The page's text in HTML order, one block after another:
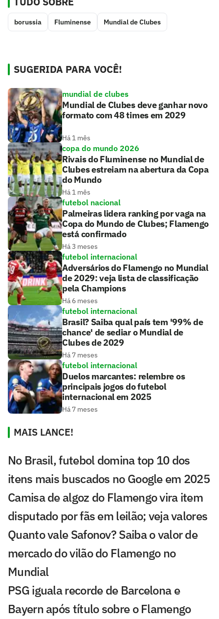
borussia Fluminense Mundial de Clubes
SUGERIDA PARA VOCÊ!
mundial de clubes
Mundial de Clubes deve ganhar novo
formato com 48 times em 2029
Há 1 mês
copa do mundo 2026
Rivais do Fluminense no Mundial de
Clubes estreiam na abertura da Copa
do Mundo
Há 1 mês
futebol nacional
Palmeiras lidera ranking por vaga na
Copa do Mundo de Clubes; Flamengo
está confirmado
Há 3 meses
futebol internacional
Adversários do Flamengo no Mundial
de 2029: veja lista de classificação
pela Champions
Há 6 meses
futebol internacional
Brasil? Saiba qual país tem '99% de
chance' de sediar o Mundial de
Clubes de 2029
Há 7 meses
futebol internacional
Duelos marcantes: relembre os
principais jogos do futebol
internacional em 2025
Há 7 meses
MAIS LANCE!
No Brasil, futebol domina top 10 dos
itens mais buscados no Google em 2025
Camisa de algoz do Flamengo vira item
disputado por fãs em leilão; veja valores
Quanto vale Safonov? Saiba o valor de
mercado do vilão do Flamengo no
Mundial
PSG iguala recorde de Barcelona e
Bayern após título sobre o Flamengo